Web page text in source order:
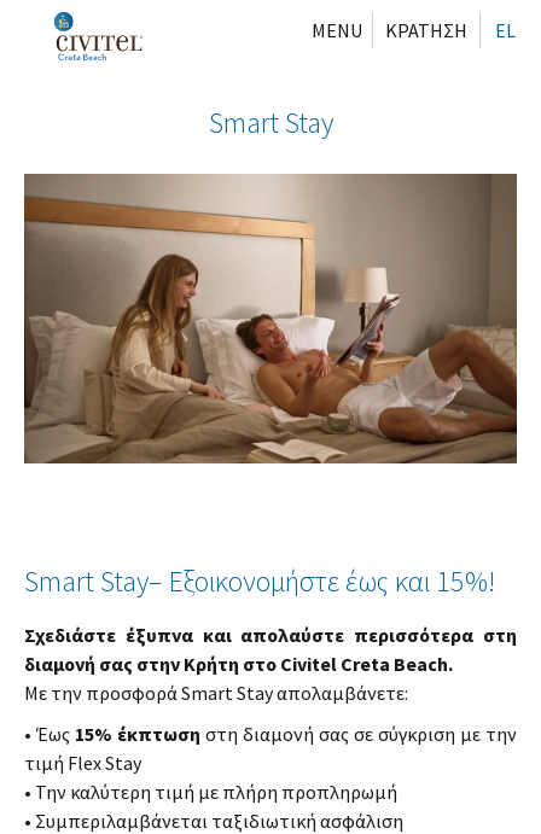
MENU EL
ΚΡΑΤΗΣΗ
Smart Stay
Smart Stay– Εξοικονομήστε έως και 15%!
Σχεδιάστε έξυπνα και απολαύστε περισσότερα στη
διαμονή σας στην Κρήτη στο Civitel Creta Beach.
Με την προσφορά Smart Stay απολαμβάνετε:
• Έως 15% έκπτωση στη διαμονή σας σε σύγκριση με την
τιμή Flex Stay
• Την καλύτερη τιμή με πλήρη προπληρωμή
• Συμπεριλαμβάνεται ταξιδιωτική ασφάλιση